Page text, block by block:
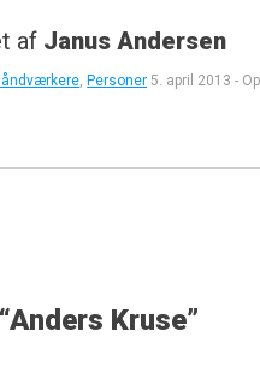
af Janus Andersen
,Personer 5. april 2013 -
Anders Kruse”